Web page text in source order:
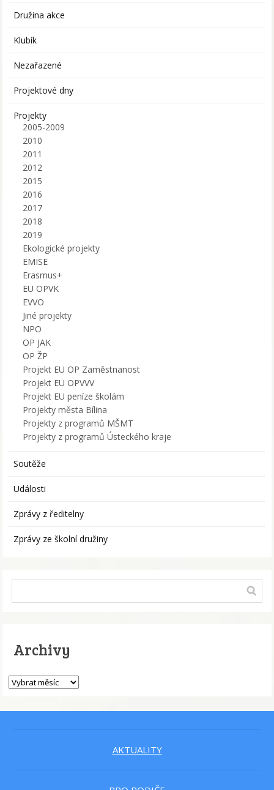
Družina akce
Klubík
Nezařazené
Projektové dny
Projekty
2005-2009
2010
2011
2012
2015
2016
2017
2018
2019
Ekologické projekty
EMISE
Erasmus+
EU OPVK
EVVO
Jiné projekty
NPO
OP JAK
OP ŽP
Projekt EU OP Zaměstnanost
Projekt EU OPVVV
Projekt EU peníze školám
Projekty města Bílina
Projekty z programů MŠMT
Projekty z programů Ústeckého kraje
Soutěže
Události
Zprávy z ředitelny
Zprávy ze školní družiny
Archivy
AKTUALITY